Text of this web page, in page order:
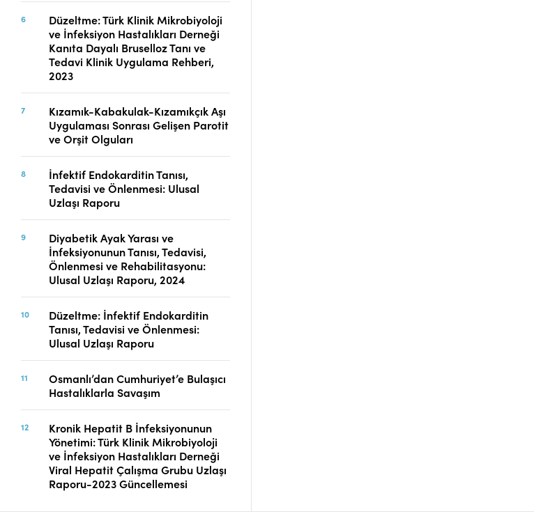
Düzeltme: Türk Klinik Mikrobiyoloji
ve İnfeksiyon Hastalıkları Derneği
Kanıta Dayalı Bruselloz Tanı ve
Tedavi Klinik Uygulama Rehberi,
2023
Kızamık-Kabakulak-Kızamıkçık Aşı
Uygulaması Sonrası Gelişen Parotit
ve Orşit Olguları
İnfektif Endokarditin Tanısı,
Tedavisi ve Önlenmesi: Ulusal
Uzlaşı Raporu
Diyabetik Ayak Yarası ve
İnfeksiyonunun Tanısı, Tedavisi,
Önlenmesi ve Rehabilitasyonu:
Ulusal Uzlaşı Raporu, 2024
Düzeltme: İnfektif Endokarditin
Tanısı, Tedavisi ve Önlenmesi:
Ulusal Uzlaşı Raporu
Osmanlı’dan Cumhuriyet’e Bulaşıcı
Hastalıklarla Savaşım
Kronik Hepatit B İnfeksiyonunun
Yönetimi: Türk Klinik Mikrobiyoloji
ve İnfeksiyon Hastalıkları Derneği
Viral Hepatit Çalışma Grubu Uzlaşı
Raporu-2023 Güncellemesi